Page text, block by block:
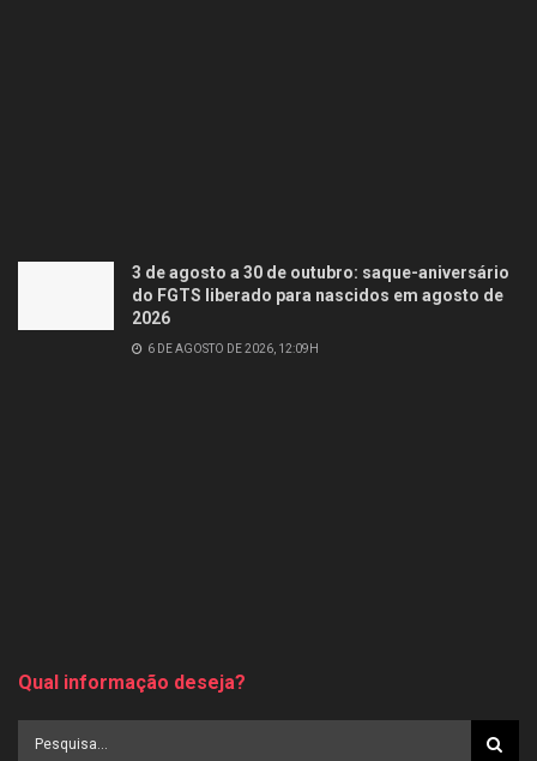
3 de agosto a 30 de outubro: saque-aniversário
do FGTS liberado para nascidos em agosto de
2026
6 DE AGOSTO DE 2026, 12:09H
Qual informação deseja?